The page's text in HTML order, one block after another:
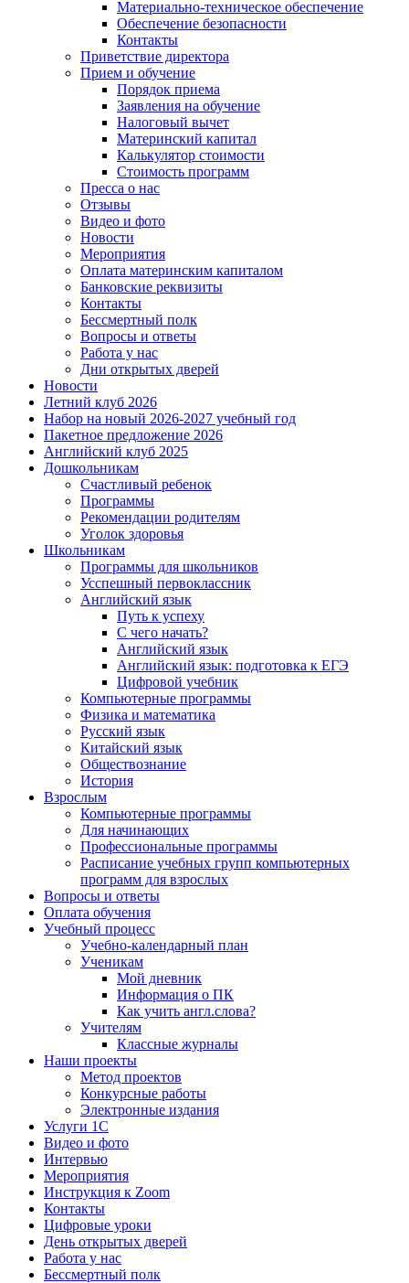
Материально-техническое обеспечение
Обеспечение безопасности
Контакты
Приветствие директора
Прием и обучение
Порядок приема
Заявления на обучение
Налоговый вычет
Материнский капитал
Калькулятор стоимости
Стоимость программ
Пресса о нас
Отзывы
Видео и фото
Новости
Мероприятия
Оплата материнским капиталом
Банковские реквизиты
Контакты
Бессмертный полк
Вопросы и ответы
Работа у нас
Дни открытых дверей
Новости
Летний клуб 2026
Набор на новый 2026-2027 учебный год
Пакетное предложение 2026
Английский клуб 2025
Дошкольникам
Счастливый ребенок
Программы
Рекомендации родителям
Уголок здоровья
Школьникам
Программы для школьников
Усспешный первоклассник
Английский язык
Путь к успеху
С чего начать?
Английский язык
Английский язык: подготовка к ЕГЭ
Цифровой учебник
Компьютерные программы
Физика и математика
Русский язык
Китайский язык
Обществознание
История
Взрослым
Компьютерные программы
Для начинающих
Профессиональные программы
Расписание учебных групп компьютерных
программ для взрослых
Вопросы и ответы
Оплата обучения
Учебный процесс
Учебно-календарный план
Ученикам
Мой дневник
Информация о ПК
Как учить англ.слова?
Учителям
Классные журналы
Наши проекты
Метод проектов
Конкурсные работы
Электронные издания
Услуги 1C
Видео и фото
Интервью
Мероприятия
Инструкция к Zoom
Контакты
Цифровые уроки
День открытых дверей
Работа у нас
Бессмертный полк